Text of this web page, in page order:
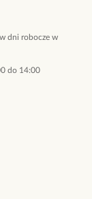
dni robocze w
do 14:00